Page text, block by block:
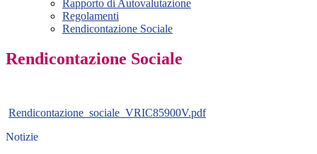
Rapporto di Autovalutazione
Regolamenti
Rendicontazione Sociale
Rendicontazione Sociale
Rendicontazione_sociale_VRIC85900V.pdf
Notizie